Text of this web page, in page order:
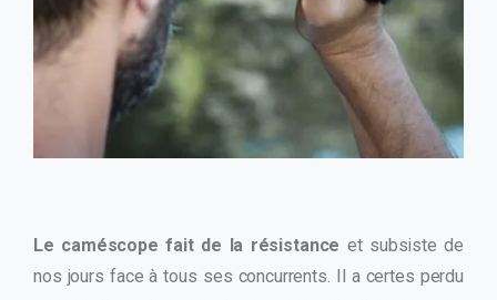
Le caméscope fait de la résistance et subsiste de
nos jours face à tous ses concurrents. Il a certes perdu